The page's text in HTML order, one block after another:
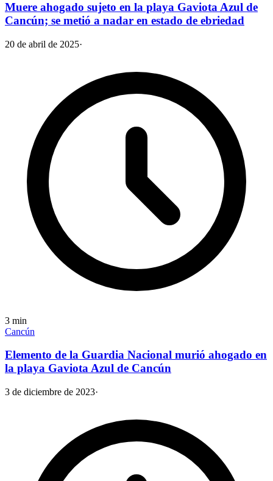
Muere ahogado sujeto en la playa Gaviota Azul de
Cancún; se metió a nadar en estado de ebriedad
20 de abril de 2025·
3 min
Cancún
Elemento de la Guardia Nacional murió ahogado en
la playa Gaviota Azul de Cancún
3 de diciembre de 2023·